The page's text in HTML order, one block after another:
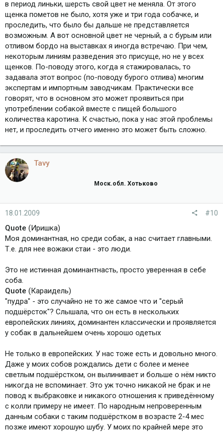
в период линьки, шерсть свой цвет не меняла. От этого
щенка пометов не было, хотя уже и три года собачке, и
проследить, что было бы дальше не представляется
возможным. А вот основной цвет не черный, а с бурым или
отливом бордо на выставках я иногда встречаю. При чем,
некоторым линиям разведения это присуще, но не у всех
щенков. По-поводу этого, когда я стажировалась, то
задавала этот вопрос (по-поводу бурого отлива) многим
экспертам и импортным заводчикам. Практически все
говорят, что в основном это может проявиться при
употреблении собакой вместе с пищей большого
количества каротина. К счастью, пока у нас этой проблемы
нет, и проследить отчего именно это может быть сложно.
Tavy
Моск.обл. Хотьково
18.01.2009 #10
Quote (Иришка)
Моя доминантная, но среди собак, а нас считает главными.
Т.е. для нее вожаки стаи - это люди.
Это не истинная доминантнасть, просто уверенная в себе
соба.
Quote (Караидель)
"пудра" - это случайно не то же самое что и "серый
подшёрсток"? Слышала, что он есть в нескольких
европейских линиях, доминантен классически и проявляется
у собак в дальнейшем очень хорошо одетых
Не только в европейских. У нас тоже есть и довольно много.
Даже у моих собов рождались дети с более и менее
светлым подшёрстком, он вылинивает и больше о нём никто
никогда не вспоминает. Это уж точно никакой не брак и не
повод к выбраковке и никакого отношения к приведённому
с колли примеру не имеет. По народным непроверенным
данным собаки с таким подшёрстком в возрасте 2-4 мес
позже имеют хорошую шубу. У моих по крайней мере это